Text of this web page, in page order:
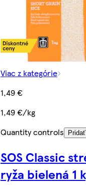
Viac z kategórie
1,49 €
1,49 €/kg
Quantity controls
Pridať
SOS Classic
ryža bielená 1